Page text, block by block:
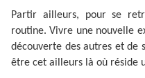
Partir ailleurs, pour se
routine. Vivre une nouvelle
découverte des autres et
être cet ailleurs là où réside